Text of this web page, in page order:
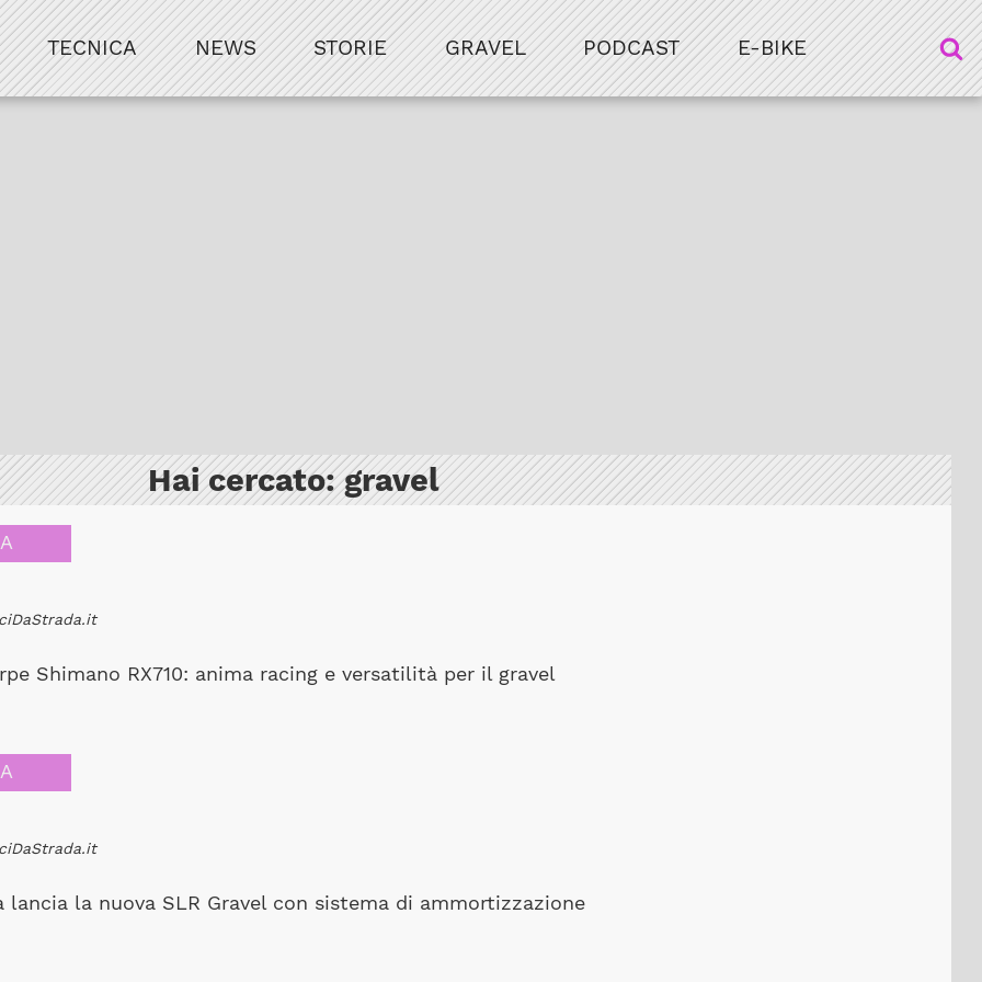
TECNICA NEWS STORIE GRAVEL PODCAST E-BIKE
Hai cercato:gravel
Shimano RX710: anima racing e versatilità per il gravel
lancia la nuova SLR Gravel con sistema di ammortizzazione